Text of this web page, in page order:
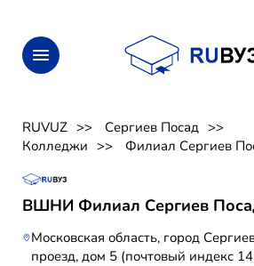
RUVUZ
Сергиев Посад
Колледжи
Филиал Сергиев
ВШНИ Филиал Сергиев
Московская область, город
проезд, дом 5 (почтовый индекс